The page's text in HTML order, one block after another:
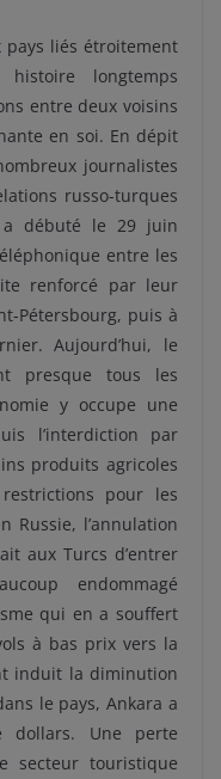
pays liés étroitement
longtemps
entre deux voisins
en soi. En dépit
journalistes
russo-turques
débuté le 29 juin
entre les
renforcé par leur
Pétersbourg, puis à
Aujourd’hui, le
presque tous les
y occupe une
l’interdiction par
produits agricoles
pour les
Russie, l’annulation
aux Turcs d’entrer
endommagé
qui en a souffert
à bas prix vers la
induit la diminution
le pays, Ankara a
Une perte
secteur touristique